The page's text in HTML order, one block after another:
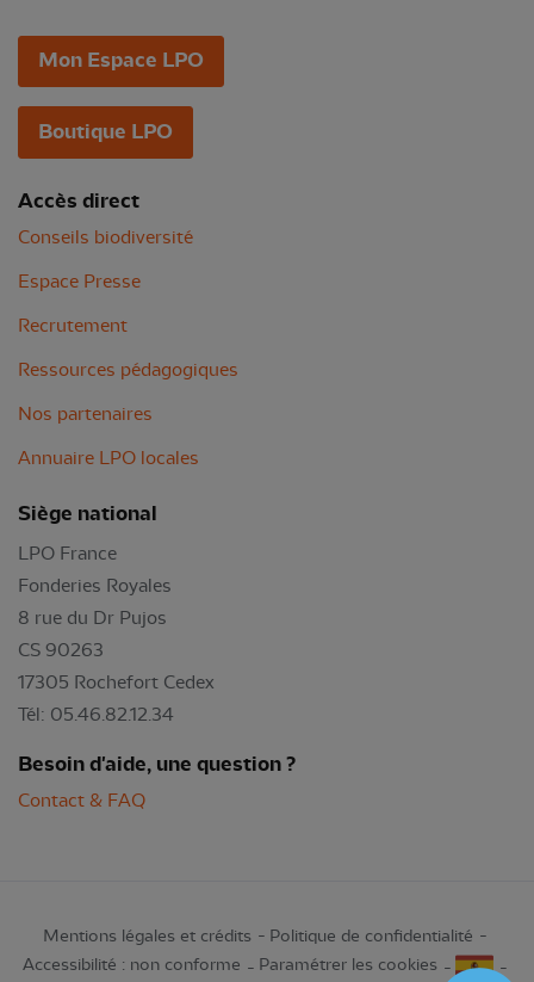
Mon Espace LPO
Boutique LPO
Accès direct
Conseils biodiversité
Espace Presse
Recrutement
Ressources pédagogiques
Nos partenaires
Annuaire LPO locales
Siège national
LPO France
Fonderies Royales
8 rue du Dr Pujos
CS 90263
17305 Rochefort Cedex
Tél: 05.46.82.12.34
Besoin d'aide, une question ?
Contact & FAQ
Mentions légales et crédits
Politique de confidentialité
Accessibilité : non conforme
Paramétrer les cookies